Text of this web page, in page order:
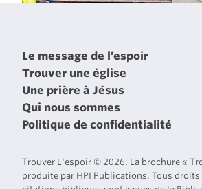
Le message de l’espoir
Trouver une église
Une prière à Jésus
Qui nous sommes
Politique de confidentialité
Trouver L'espoir © 2026. La brochure «
produite par HPI Publications. Tous droits